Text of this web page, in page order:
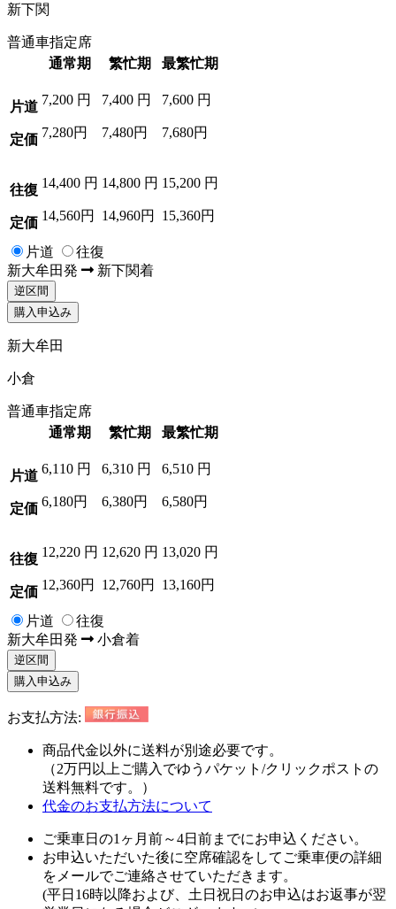
新下関
普通車指定席
通常期
繁忙期 最繁忙期
片道
定価
7,200 円
7,280円
7,400 円
7,480円
7,600 円
7,680円
往復
定価
14,400 円
14,560円
14,800 円
14,960円
15,200 円
15,360円
片道
往復
新大牟田発 新下関着
逆区間
購入申込み
新大牟田
小倉
普通車指定席
通常期
繁忙期 最繁忙期
片道
定価
6,110 円
6,180円
6,310 円
6,380円
6,510 円
6,580円
往復
定価
12,220 円
12,360円
12,620 円
12,760円
13,020 円
13,160円
片道
往復
新大牟田発 小倉着
逆区間
購入申込み
お支払方法:
商品代金以外に送料が別途必要です。
（2万円以上ご購入でゆうパケット/クリックポストの
送料無料です。）
代金のお支払方法について
ご乗車日の1ヶ月前～4日前までにお申込ください。
お申込いただいた後に空席確認をしてご乗車便の詳細
をメールでご連絡させていただきます。
(平日16時以降および、土日祝日のお申込はお返事が翌